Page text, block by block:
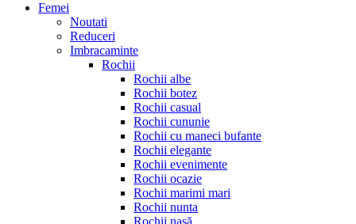
Femei
Noutati
Reduceri
Imbracaminte
Rochii
Rochii albe
Rochii botez
Rochii casual
Rochii cununie
Rochii cu maneci bufante
Rochii elegante
Rochii evenimente
Rochii ocazie
Rochii marimi mari
Rochii nunta
Rochii nașă